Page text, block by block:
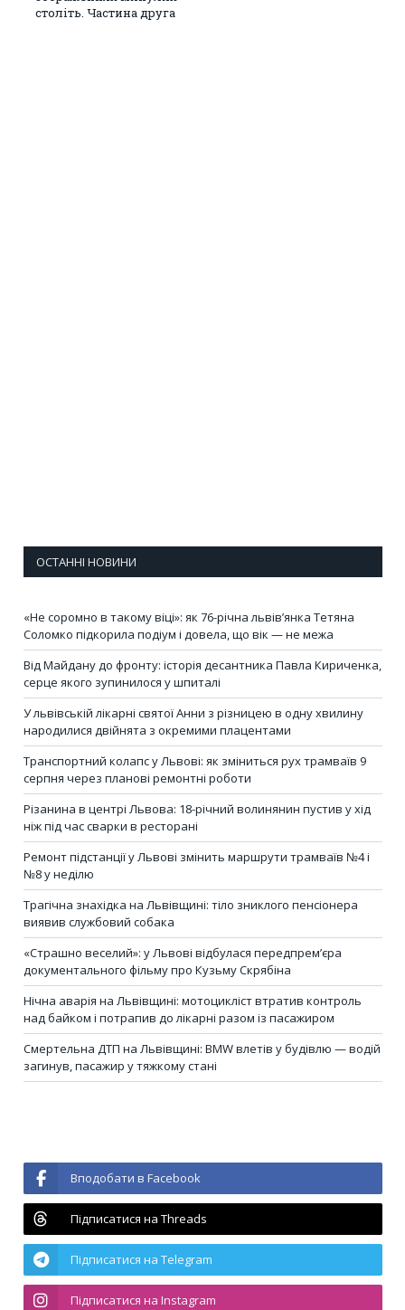
століть. Частина друга
ОСТАННІ НОВИНИ
«Не соромно в такому віці»: як 76-річна львів’янка Тетяна
Соломко підкорила подіум і довела, що вік — не межа
Від Майдану до фронту: історія десантника Павла Кириченка,
серце якого зупинилося у шпиталі
У львівській лікарні святої Анни з різницею в одну хвилину
народилися двійнята з окремими плацентами
Транспортний колапс у Львові: як зміниться рух трамваїв 9
серпня через планові ремонтні роботи
Різанина в центрі Львова: 18-річний волинянин пустив у хід
ніж під час сварки в ресторані
Ремонт підстанції у Львові змінить маршрути трамваїв №4 і
№8 у неділю
Трагічна знахідка на Львівщині: тіло зниклого пенсіонера
виявив службовий собака
«Страшно веселий»: у Львові відбулася передпрем’єра
документального фільму про Кузьму Скрябіна
Нічна аварія на Львівщині: мотоцикліст втратив контроль
над байком і потрапив до лікарні разом із пасажиром
Смертельна ДТП на Львівщині: BMW влетів у будівлю — водій
загинув, пасажир у тяжкому стані
Вподобати в Facebook
Підписатися на Threads
Підписатися на Telegram
Підписатися на Instagram